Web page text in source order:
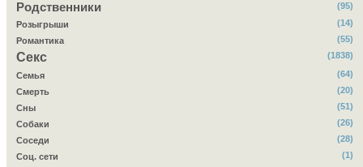
Родственники
(95)
Розыгрыши
(14)
Романтика
(55)
Секс (1838)
Семья
(64)
Смерть
(20)
Сны
(51)
Собаки
(26)
Соседи
(28)
Соц. сети
(1)